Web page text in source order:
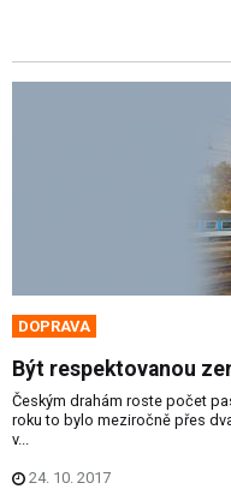
DOPRAVA
Být respektovanou
Českým drahám roste počet
roku to bylo meziročně přes
v...
24. 10. 2017